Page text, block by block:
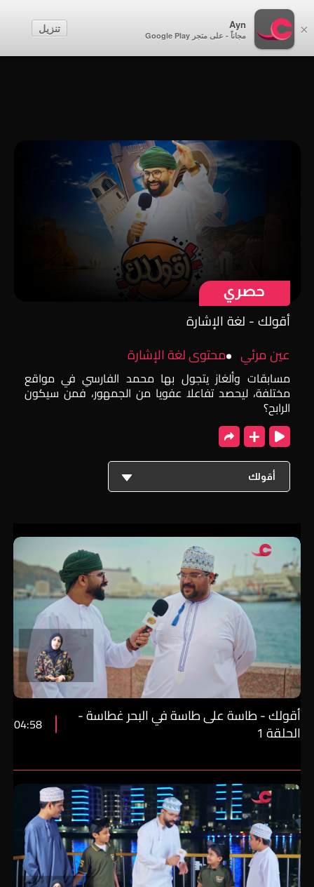
×
Ayn
مجاناً - على متجر Google Play
تنزيل
إنشاء حساب
أقولك - لغة الإشارة
عين مرئي
محتوى لغة الإشارة
مسابقات وألغاز يتجول بها محمد الفارسي في مواقع
مختلفة، ليحصد تفاعلا عفويا من الجمهور، فمن سيكون
الرابح؟
أقولك
أقولك - طاسة على طاسة في البحر غطاسة -
الحلقة 1 04:58